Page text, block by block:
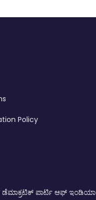
Policy
ಪಾರ್ಟಿ ಆಫ್ ಇಂಡಿಯಾ